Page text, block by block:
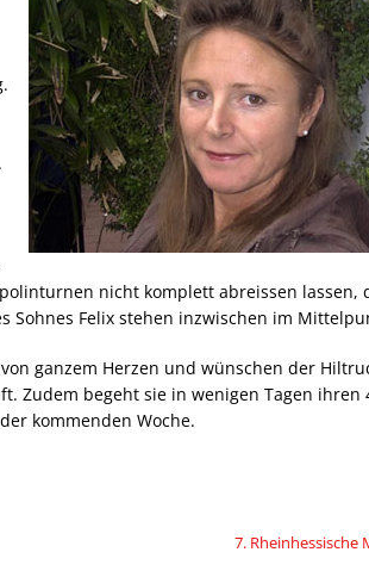
nicht komplett abreissen lassen,
Sohnes Felix stehen inzwischen im
ganzem Herzen und wünschen der
Zudem begeht sie in wenigen Tagen ihren
kommenden Woche.
7. Rheinhessische